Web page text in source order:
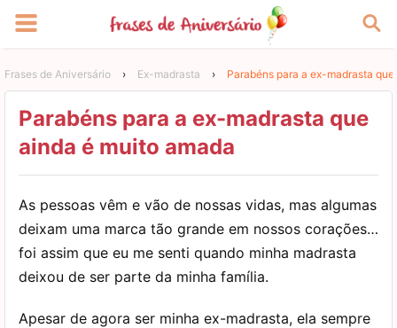
Frases de Aniversário › Ex-madrasta › Parabéns para a ex-madrasta
Parabéns para a ex-madrasta que
ainda é muito amada
As pessoas vêm e vão de nossas vidas, mas algumas
deixam uma marca tão grande em nossos corações…
foi assim que eu me senti quando minha madrasta
deixou de ser parte da minha família.
Apesar de agora ser minha ex-madrasta, ela sempre